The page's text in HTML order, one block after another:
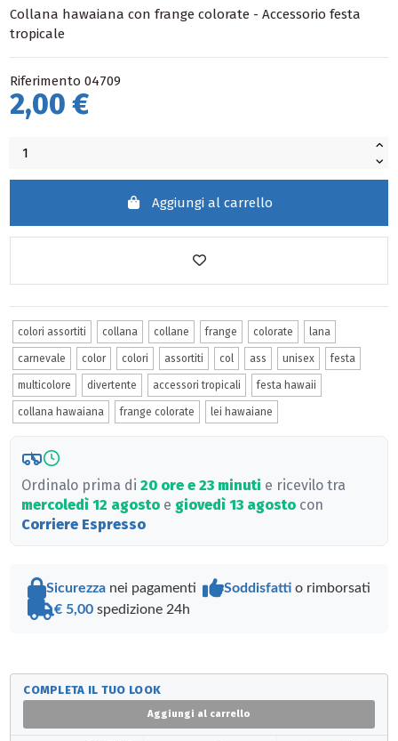
Collana hawaiana con frange colorate - Accessorio festa
tropicale
Riferimento 04709
2,00 €
Aggiungi al carrello
colori assortiti collana collane frange colorate lana
carnevale color colori assortiti col ass unisex festa
multicolore divertente accessori tropicali festa hawaii
collana hawaiana frange colorate lei hawaiane
Ordinalo prima di20 ore e 23 minuti e ricevilo tra
mercoledì 12 agosto e giovedì 13 agosto con
Corriere Espresso
Sicurezza nei pagamenti Soddisfattio rimborsati
€ 5,00 spedizione 24h
COMPLETA IL TUO LOOK
Aggiungi al carrello